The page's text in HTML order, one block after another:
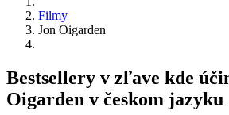
Filmy
Jon Oigarden
Bestsellery v zľave kde
Oigarden v českom jazyku